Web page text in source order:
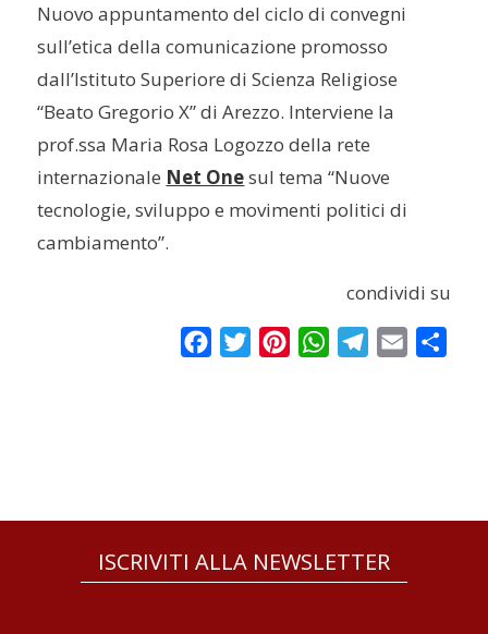
Nuovo appuntamento del ciclo di convegni
sull’etica della comunicazione promosso
dall’Istituto Superiore di Scienza Religiose
“Beato Gregorio X” di Arezzo. Interviene la
prof.ssa Maria Rosa Logozzo della rete
internazionale Net Onesul tema “Nuove
tecnologie, sviluppo e movimenti politici di
cambiamento”.
condividi su
FacebookTwitterPinterestWhatsAppTelegram
Email
ISCRIVITI ALLA NEWSLETTER